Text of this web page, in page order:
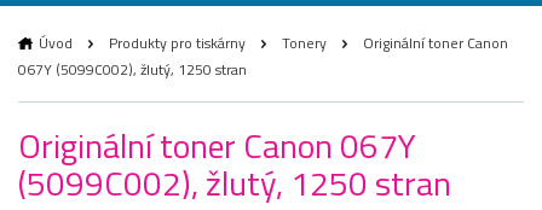
Úvod Produkty pro tiskárny Tonery
Originální toner Canon
067Y (5099C002), žlutý, 1250 stran
Originální toner Canon 067Y
(5099C002), žlutý, 1250 stran